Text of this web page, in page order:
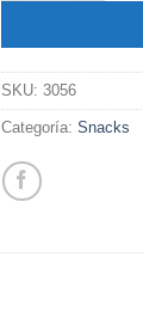
Papas Quento x
SKU: 3056
Categoría: Snacks